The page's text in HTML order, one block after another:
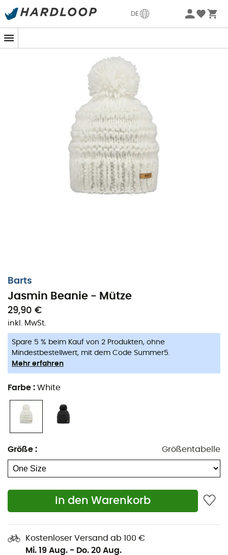
DE
Sommerangebote🔥 -5% EXTRA ab 2 Produkten* Code
Barts
Jasmin Beanie - Mütze
29,90 €
inkl. MwSt.
Spare 5 % beim Kauf von 2 Produkten, ohne
Mindestbestellwert, mit dem Code Summer5.
Mehr erfahren
Farbe : White
Größe : Größentabelle
In den Warenkorb
Kostenloser Versand ab 100 €
Mi. 19 Aug. - Do. 20 Aug.
Barts Jasmin Beanie Mützeist einfach der
zu schätzen wissen. Handgestrickt, hält dich die